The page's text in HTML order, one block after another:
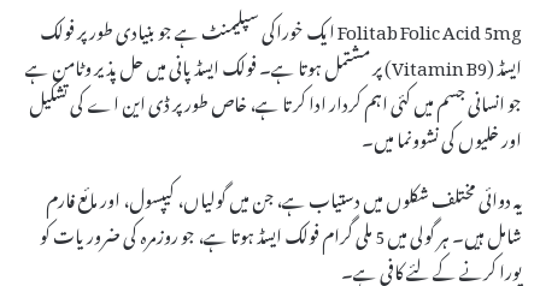
Folitab Folic Acid 5mg ایک خوراکی سپلیمنٹ ہے جو بنیادی طور پر فولک
ایسڈ (Vitamin B9) پر مشتمل ہوتا ہے۔ فولک ایسڈ پانی میں حل پذیر وٹامن ہے
جو انسانی جسم میں کئی اہم کردار ادا کرتا ہے، خاص طور پر ڈی این اے کی تشکیل
اور خلیوں کی نشوونما میں۔
یہ دوائی مختلف شکلوں میں دستیاب ہے، جن میں گولیاں، کیپسول، اور مائع فارم
شامل ہیں۔ ہر گولی میں 5 ملی گرام فولک ایسڈ ہوتا ہے، جو روزمرہ کی ضروریات کو
پورا کرنے کے لئے کافی ہے۔